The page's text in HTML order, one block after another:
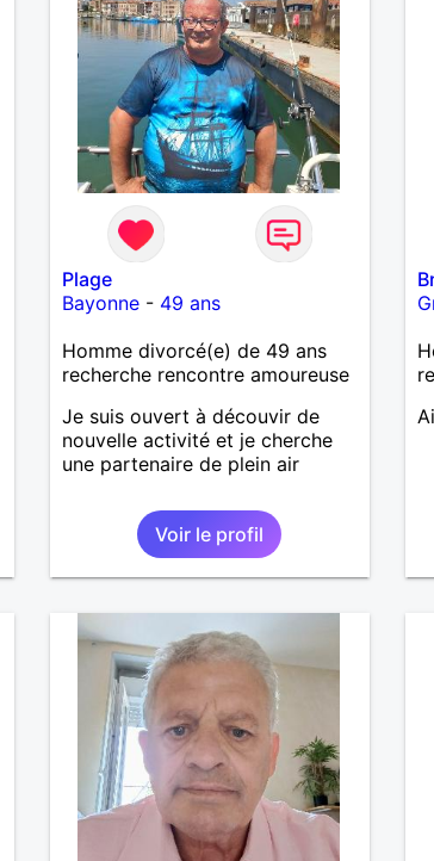
Plage
Bayonne- 49 ans
Homme divorcé(e) de 49 ans
recherche rencontre amoureuse
Je suis ouvert à découvir de
nouvelle activité et je cherche
une partenaire de plein air
Voir le profil